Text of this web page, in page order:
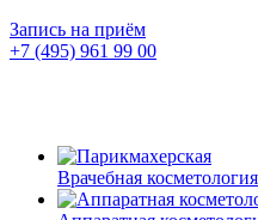
Запись на приём
+7 (495) 961 99 00
Врачебная косметология